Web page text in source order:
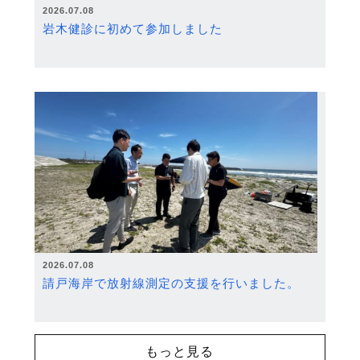
2026.07.08
岩木健診に初めて参加しました
2026.07.08
請戸海岸で放射線測定の支援を行いました。
もっと見る